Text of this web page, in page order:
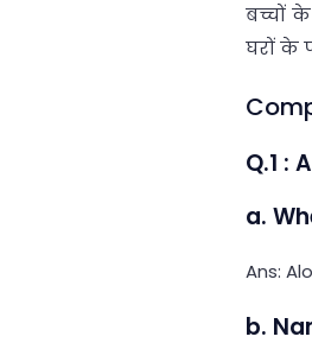
बच्चों
घरों के
Q.1 :
a.
Ans:
b.